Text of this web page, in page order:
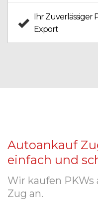
Ihr Zuverlässiger
Export
Autoankauf
einfach und
Wir kaufen
Zug an.